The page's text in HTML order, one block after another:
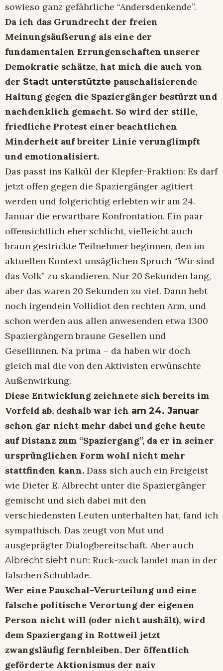
sowieso ganz gefährliche “Andersdenkende”.
Da ich das Grundrecht der freien
Meinungsäußerung als eine der
fundamentalen Errungenschaften unserer
Demokratie schätze, hat mich die auch von
der Stadt unterstützte pauschalisierende
Haltung gegen die Spaziergänger bestürzt und
nachdenklich gemacht. So wird der stille,
friedliche Protest einer beachtlichen
Minderheit auf breiter Linie verunglimpft
und emotionalisiert.
Das passt ins Kalkül der Klepfer-Fraktion: Es darf
jetzt offen gegen die Spaziergänger agitiert
werden und folgerichtig erlebten wir am 24.
Januar die erwartbare Konfrontation. Ein paar
offensichtlich eher schlicht, vielleicht auch
braun gestrickte Teilnehmer beginnen, den im
aktuellen Kontext unsäglichen Spruch “Wir sind
das Volk” zu skandieren. Nur 20 Sekunden lang,
aber das waren 20 Sekunden zu viel. Dann hebt
noch irgendein Vollidiot den rechten Arm, und
schon werden aus allen anwesenden etwa 1300
Spaziergängern braune Gesellen und
Gesellinnen. Na prima – da haben wir doch
gleich mal die von den Aktivisten erwünschte
Außenwirkung.
Diese Entwicklung zeichnete sich bereits im
Vorfeld ab, deshalb war ich am 24. Januar
schon gar nicht mehr dabei und gehe heute
auf Distanz zum “Spaziergang”, da er in seiner
ursprünglichen Form wohl nicht mehr
stattfinden kann. Dass sich auch ein Freigeist
wie Dieter E. Albrecht unter die Spaziergänger
gemischt und sich dabei mit den
verschiedensten Leuten unterhalten hat, fand ich
sympathisch. Das zeugt von Mut und
ausgeprägter Dialogbereitschaft. Aber auch
Albrecht sieht nun: Ruck-zuck landet man in der
falschen Schublade.
Wer eine Pauschal-Verurteilung und eine
falsche politische Verortung der eigenen
Person nicht will (oder nicht aushält), wird
dem Spaziergang in Rottweil jetzt
zwangsläufig fernbleiben. Der öffentlich
geförderte Aktionismus der naiv